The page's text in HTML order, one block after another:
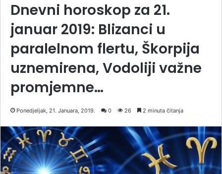
Dnevni horoskop za 21.
januar 2019: Blizanci u
paralelnom flertu, Škorpija
uznemirena, Vodoliji važne
promjemne…
Ponedjeljak, 21. Januara, 2019. 0 26 2 minuta čitanja